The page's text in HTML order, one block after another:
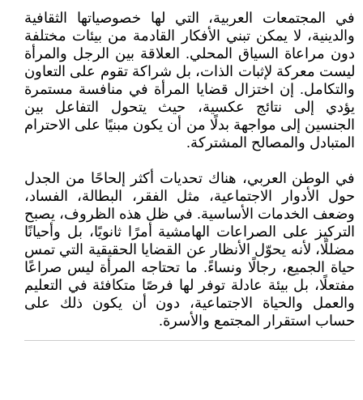
في المجتمعات العربية، التي لها خصوصياتها الثقافية
والدينية، لا يمكن تبني الأفكار القادمة من بيئات مختلفة
دون مراعاة السياق المحلي. العلاقة بين الرجل والمرأة
ليست معركة لإثبات الذات، بل شراكة تقوم على التعاون
والتكامل. إن اختزال قضايا المرأة في منافسة مستمرة
يؤدي إلى نتائج عكسية، حيث يتحول التفاعل بين
الجنسين إلى مواجهة بدلًا من أن يكون مبنيًا على الاحترام
المتبادل والمصالح المشتركة.
في الوطن العربي، هناك تحديات أكثر إلحاحًا من الجدل
حول الأدوار الاجتماعية، مثل الفقر، البطالة، الفساد،
وضعف الخدمات الأساسية. في ظل هذه الظروف، يصبح
التركيز على الصراعات الهامشية أمرًا ثانويًا، بل وأحيانًا
مضللًا، لأنه يحوّل الأنظار عن القضايا الحقيقية التي تمس
حياة الجميع، رجالًا ونساءً. ما تحتاجه المرأة ليس صراعًا
مفتعلًا، بل بيئة عادلة توفر لها فرصًا متكافئة في التعليم
والعمل والحياة الاجتماعية، دون أن يكون ذلك على
حساب استقرار المجتمع والأسرة.